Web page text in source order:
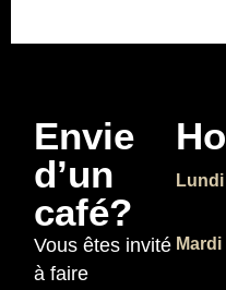
Envie
d’un
café?
Vous êtes invité
à faire
Lundi
Mardi